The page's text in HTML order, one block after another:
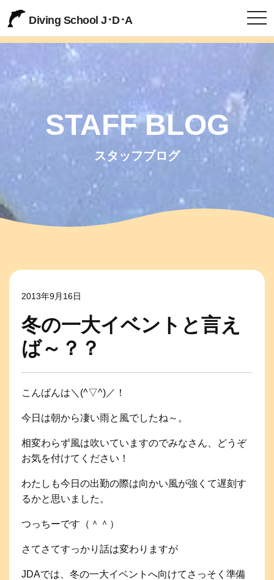
Diving School J･D･A
STAFF BLOG
スタッフブログ
2013年9月16日
冬の一大イベントと言え
ば～？？
こんばんは＼(^▽^)／！
今日は朝から凄い雨と風でしたね～。
相変わらず風は吹いていますのでみなさん、どうぞ
お気を付けてください！
わたしも今日の出勤の際は向かい風が強くて遅刻す
るかと思いました。
つっちーです（＾＾）
さてさてすっかり話は変わりますが
JDAでは、冬の一大イベントへ向けてさっそく準備